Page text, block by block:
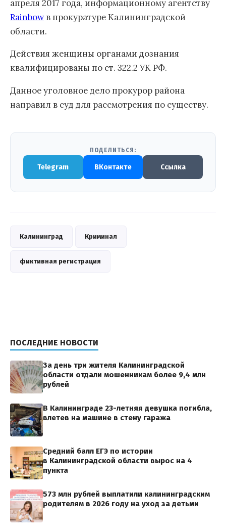
апреля 2017 года, информационному агентству
Rainbowв прокуратуре Калининградской
области.
Действия женщины органами дознания
квалифицированы по ст. 322.2 УК РФ.
Данное уголовное дело прокурор района
направил в суд для рассмотрения по существу.
ПОДЕЛИТЬСЯ:
Telegram ВКонтакте Ссылка
Калининград Криминал
фиктивная регистрация
ПОСЛЕДНИЕ НОВОСТИ
За день три жителя Калининградской
области отдали мошенникам более 9,4 млн
рублей
В Калининграде 23-летняя девушка погибла,
влетев на машине в стену гаража
Средний балл ЕГЭ по истории
в Калининградской области вырос на 4
пункта
573 млн рублей выплатили калининградским
родителям в 2026 году на уход за детьми